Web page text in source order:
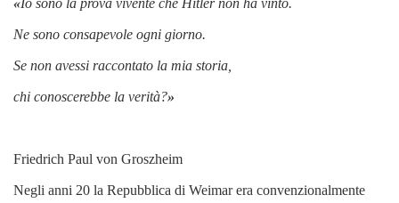
Ne sono consapevole ogni giorno.
Se non avessi raccontato la mia storia,
chi conoscerebbe la verità?»
Friedrich Paul von Groszheim
Negli anni 20 la Repubblica di Weimar era convenzionalmente